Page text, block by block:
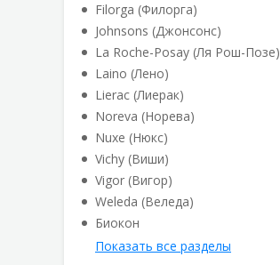
Filorga (Филорга)
Johnsons (Джонсонс)
La Roche-Posay (Ля Рош-Позе)
Laino (Лено)
Lierac (Лиерак)
Noreva (Норева)
Nuxe (Нюкс)
Vichy (Виши)
Vigor (Вигор)
Weleda (Веледа)
Биокон
Показать все разделы